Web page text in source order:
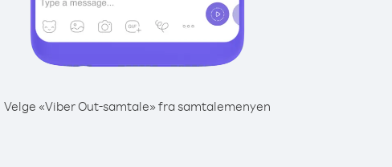
Velge «Viber Out-samtale» fra samtalemenyen